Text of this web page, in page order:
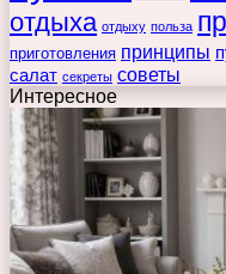
отдыха отдыху польза
приготовления принципы
салат секреты советы
Интересное